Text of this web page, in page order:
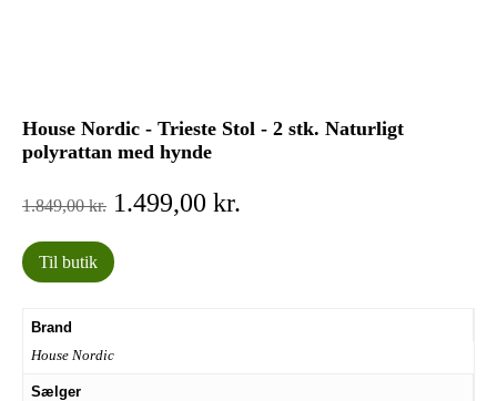
House Nordic - Trieste Stol - 2 stk. Naturligt
polyrattan med hynde
1.849,00kr. Den
oprindelige
pris
var:
1.499,00 kr.
Til butik
Brand
House Nordic
Sælger